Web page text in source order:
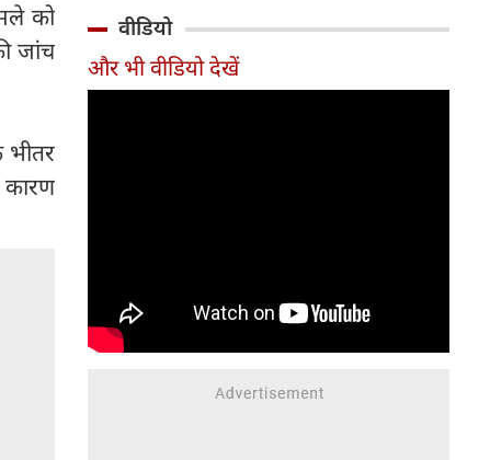
को
जांच
भीतर
निर्देश दिया है। इसके तहत पारंपरिक
टोल प्लाजा की जगह Automatic
वीडियो
और भी वीडियो देखें